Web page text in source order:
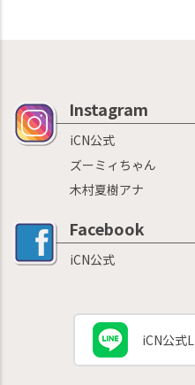
Instagram
iCN公式
ズーミィちゃん
木村夏樹アナ
Facebook
iCN公式
iCN公式